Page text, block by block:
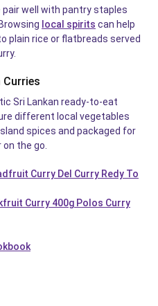
well with pantry staples
local spirits can help
plain rice or flatbreads served
Sri Lankan ready-to-eat
different local vegetables
spices and packaged for
the go.
Curry Del Curry Redy To
Curry 400g Polos Curry